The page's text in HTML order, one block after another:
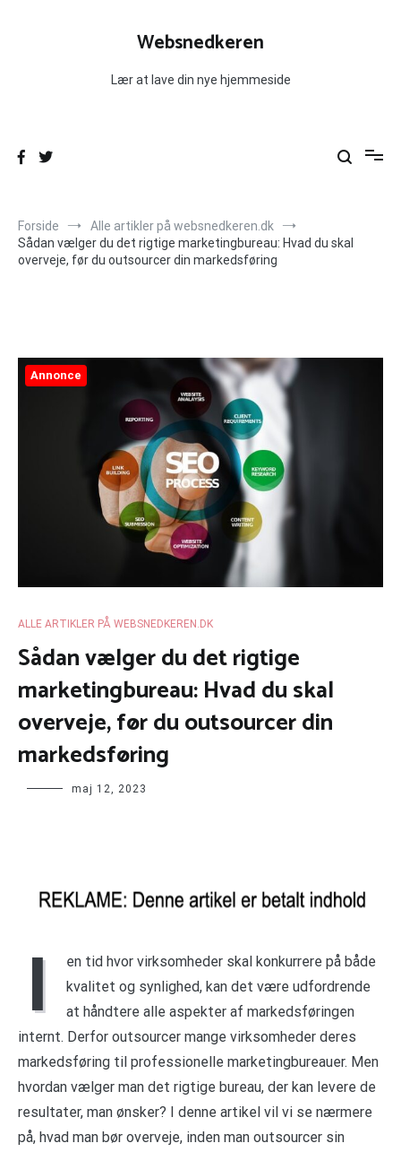
Websnedkeren
Lær at lave din nye hjemmeside
Forside
Alle artikler på websnedkeren.dk
Sådan vælger du det rigtige marketingbureau: Hvad du skal
overveje, før du outsourcer din markedsføring
Annonce
ALLE ARTIKLER PÅ WEBSNEDKEREN.DK
Sådan vælger du det rigtige
marketingbureau: Hvad du skal
overveje, før du outsourcer din
markedsføring
maj 12, 2023
I
en tid hvor virksomheder skal konkurrere på både
kvalitet og synlighed, kan det være udfordrende
at håndtere alle aspekter af markedsføringen
internt. Derfor outsourcer mange virksomheder deres
markedsføring til professionelle marketingbureauer. Men
hvordan vælger man det rigtige bureau, der kan levere de
resultater, man ønsker? I denne artikel vil vi se nærmere
på, hvad man bør overveje, inden man outsourcer sin